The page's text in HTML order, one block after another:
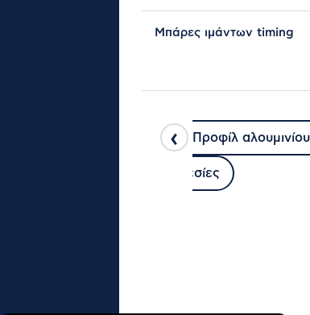
Μπάρες ιμάντων timing
Γραμμικά Συστήματα – Προφίλ
Υπηρεσίες
‹